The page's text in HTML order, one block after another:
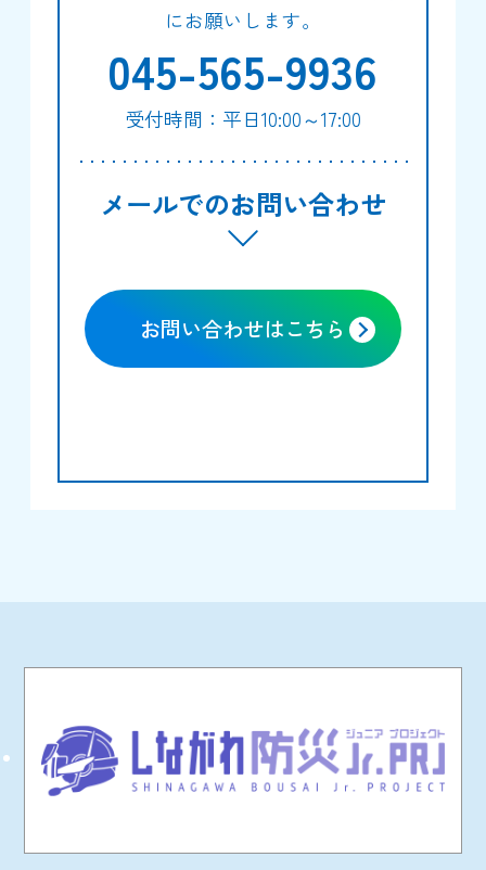
にお願いします。
045-565-9936
受付時間：平日10:00～17:00
メールでのお問い合わせ
お問い合わせはこちら